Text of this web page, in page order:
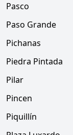
Pasco
Paso Grande
Pichanas
Piedra Pintada
Pilar
Pincen
Piquillín